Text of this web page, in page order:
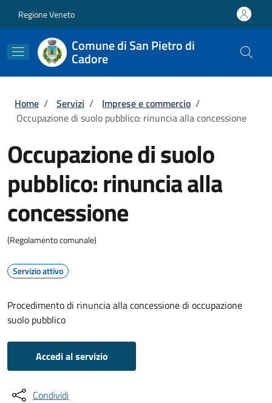
Regione Veneto
Comune di San Pietro di
Cadore
Briciole di pane
Home / Servizi / Imprese e commercio /
Occupazione di suolo pubblico: rinuncia alla concessione
Occupazione di suolo
pubblico: rinuncia alla
concessione
(Regolamento comunale)
Servizio attivo
Procedimento di rinuncia alla concessione di occupazione
suolo pubblico
Accedi al servizio
Condividi